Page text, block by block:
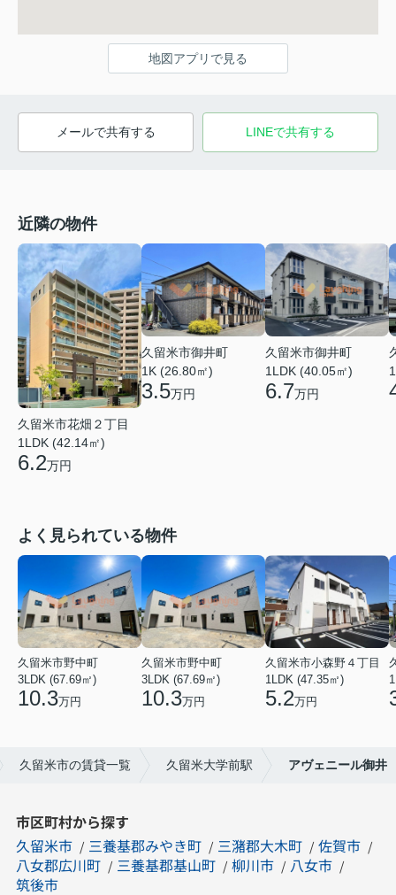
地図アプリで見る
メールで共有する LINEで共有する
近隣の物件
久留米市花畑２丁目
1LDK (42.14㎡)
6.2万円
久留米市御井町
1K (26.80㎡)
3.5万円
久留米市御井町
1LDK (40.05㎡)
6.7万円
よく見られている物件
久留米市野中町
3LDK (67.69㎡)
10.3万円
久留米市野中町
3LDK (67.69㎡)
10.3万円
久留米市小森野４丁目
1LDK (47.35㎡)
5.2万円
久留米市の賃貸一覧 久留米大学前駅 アヴェニール御井
市区町村から探す
久留米市
三養基郡みやき町 三潴郡大木町
佐賀市
八女郡広川町
三養基郡基山町 柳川市
八女市
筑後市